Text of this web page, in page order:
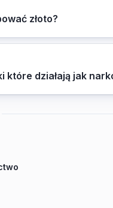
złoto?
które działają jak